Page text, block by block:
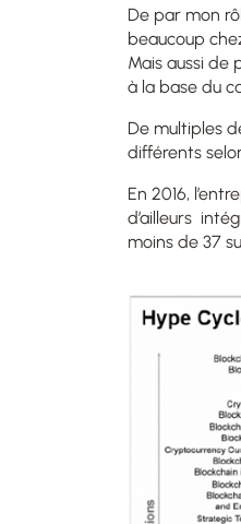
De par mon
beaucoup
Mais aussi de
à la base du
De multiples
différents
En 2016,
d’ailleurs
moins de 37